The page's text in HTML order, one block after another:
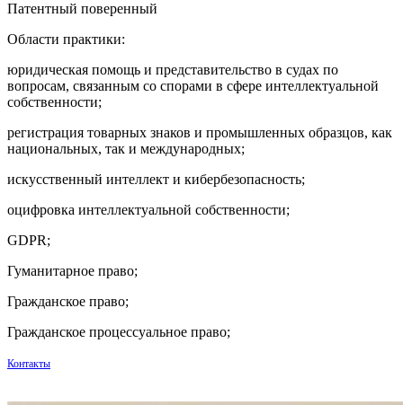
Патентный поверенный
Области практики:
юридическая помощь и представительство в судах по
вопросам, связанным со спорами в сфере интеллектуальной
собственности;
регистрация товарных знаков и промышленных образцов, как
национальных, так и международных;
искусственный интеллект и кибербезопасность;
оцифровка интеллектуальной собственности;
GDPR;
Гуманитарное право;
Гражданское право;
Гражданское процессуальное право;
Контакты